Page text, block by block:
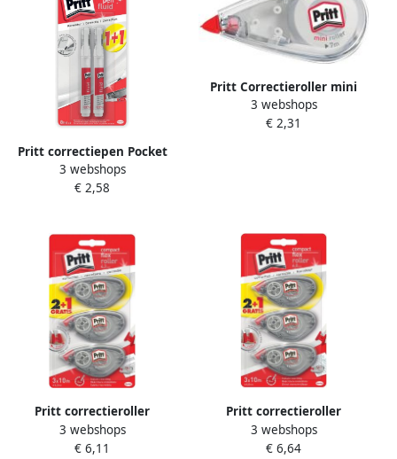
Pritt correctiepen Pocket
Pen blister 1 + 1 gratis
3 webshops
€ 2,58
Pritt Correctieroller mini
flex 4.2mmx7m
3 webshops
€ 2,31
Pritt correctieroller
Compact Flex 4 2 mm x 10
m blister 2 + 1 gratis
3 webshops
€ 6,11
Pritt correctieroller
Compact Flex 6 mm x 10 m
blister 2 + 1 gratis
3 webshops
€ 6,64